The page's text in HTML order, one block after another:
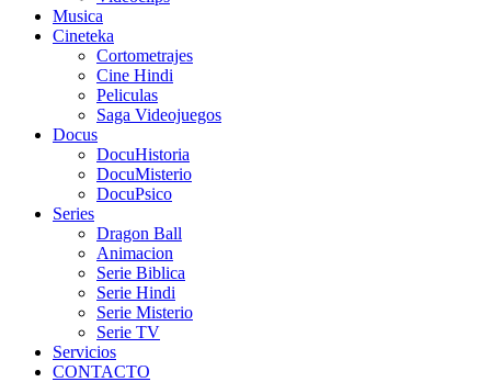
Musica
Cineteka
Cortometrajes
Cine Hindi
Peliculas
Saga Videojuegos
Docus
DocuHistoria
DocuMisterio
DocuPsico
Series
Dragon Ball
Animacion
Serie Biblica
Serie Hindi
Serie Misterio
Serie TV
Servicios
CONTACTO